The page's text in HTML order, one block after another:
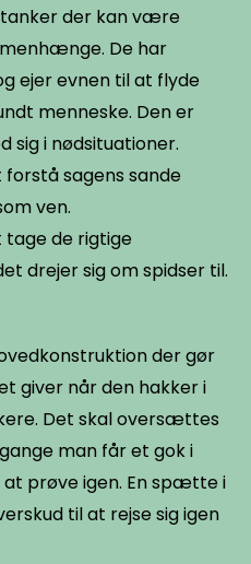
der kan være
De har
ejer evnen til at flyde
menneske. Den er
sig i nødsituationer.
sagens sande
ven.
tage de rigtige
drejer sig om spidser til.
der gør
giver når den hakker i
Det skal oversættes
man får et gok i
prøve igen. En spætte i
til at rejse sig igen